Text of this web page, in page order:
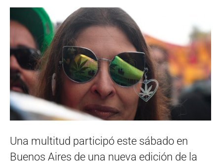
Una multitud participó este sábado en
Buenos Aires de una nueva edición de la